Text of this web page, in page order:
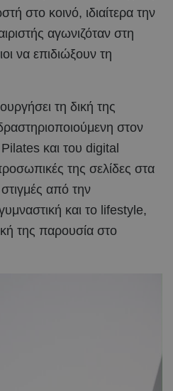
στο κοινό, ιδιαίτερα την
αγωνιζόταν στη
να επιδιώξουν τη
τη δική της
στον
και του digital
της σελίδες στα
από την
και το lifestyle,
της παρουσία στο